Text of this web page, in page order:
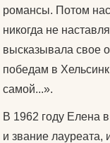
романсы. Потом
никогда не
высказывала свое
победам в
самой...».
В 1962 году Елена
и звание